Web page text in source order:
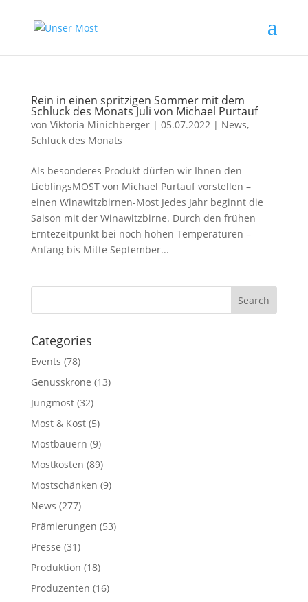
Rein in einen spritzigen Sommer mit dem
Schluck des Monats Juli von Michael Purtauf
von Viktoria Minichberger| 05.07.2022| News,
Schluck des Monats
Als besonderes Produkt dürfen wir Ihnen den
LieblingsMOST von Michael Purtauf vorstellen –
einen Winawitzbirnen-Most Jedes Jahr beginnt die
Saison mit der Winawitzbirne. Durch den frühen
Erntezeitpunkt bei noch hohen Temperaturen –
Anfang bis Mitte September...
Categories
Events (78)
Genusskrone (13)
Jungmost(32)
Most & Kost(5)
Mostbauern (9)
Mostkosten (89)
Mostschänken (9)
News (277)
Prämierungen (53)
Presse (31)
Produktion (18)
Produzenten (16)